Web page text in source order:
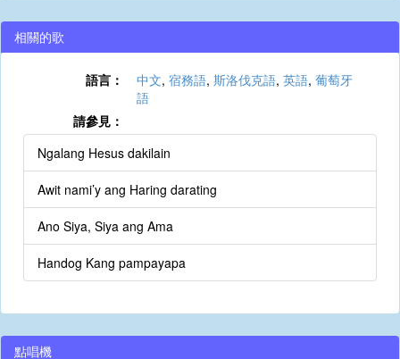
相關的歌
語言： 中文, 宿務語, 斯洛伐克語, 英語, 葡萄牙
語
請參見：
Ngalang Hesus dakilain
Awit nami’y ang Haring darating
Ano Siya, Siya ang Ama
Handog Kang pampayapa
點唱機